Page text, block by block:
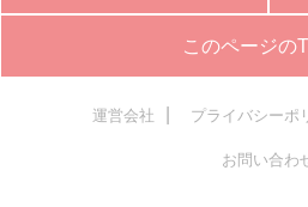
このページの
運営会社 プライバシーポ
お問い合わ